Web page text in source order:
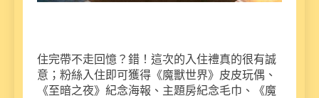
住完帶不走回憶？錯！這次的入住禮真的很有誠
意；粉絲入住即可獲得《魔獸世界》皮皮玩偶、
《至暗之夜》紀念海報、主題房紀念毛巾、《魔